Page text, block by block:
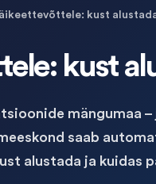
kust
kust
mängumaa
saab
alustada ja kuidas